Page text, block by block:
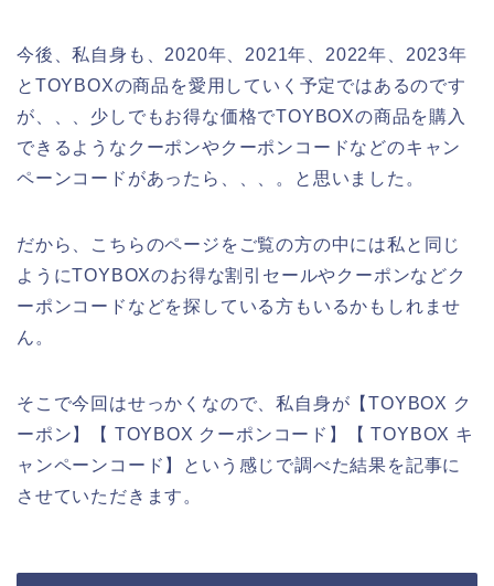
今後、私自身も、2020年、2021年、2022年、2023年
とTOYBOXの商品を愛用していく予定ではあるのです
が、、、少しでもお得な価格でTOYBOXの商品を購入
できるようなクーポンやクーポンコードなどのキャン
ペーンコードがあったら、、、。と思いました。
だから、こちらのページをご覧の方の中には私と同じ
ようにTOYBOXのお得な割引セールやクーポンなどク
ーポンコードなどを探している方もいるかもしれませ
ん。
そこで今回はせっかくなので、私自身が【TOYBOX ク
ーポン】【 TOYBOX クーポンコード】【 TOYBOX キ
ャンペーンコード】という感じで調べた結果を記事に
させていただきます。